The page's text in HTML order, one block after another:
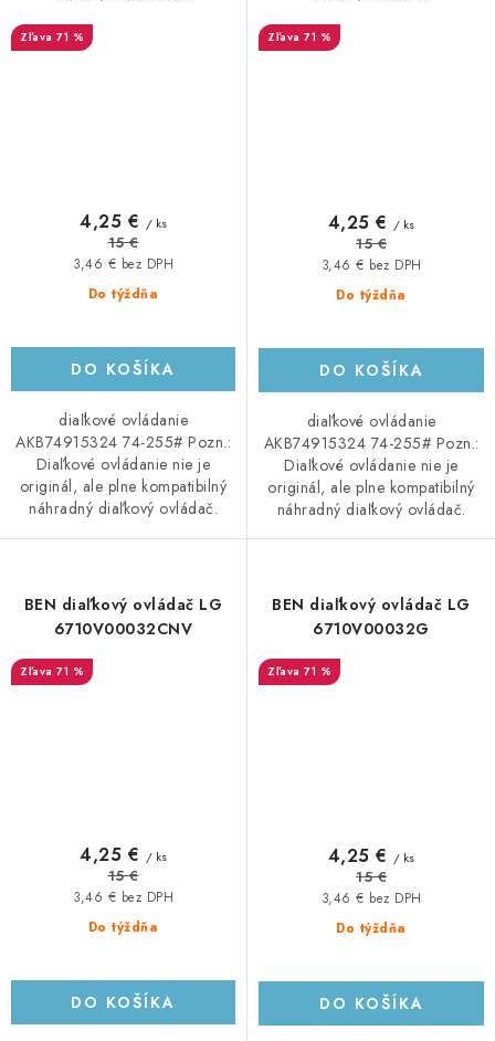
71 %
Do týždňa
3,46 € bez DPH
4,25 € / ks
15 €
DO KOŠÍKA
diaľkové ovládanie
AKB74915324 74-255# Pozn.:
Diaľkové ovládanie nie je
originál, ale plne kompatibilný
náhradný diaľkový ovládač.
71 %
Do týždňa
3,46 € bez DPH
4,25 € / ks
15 €
DO KOŠÍKA
diaľkové ovládanie
AKB74915324 74-255# Pozn.:
Diaľkové ovládanie nie je
originál, ale plne kompatibilný
náhradný diaľkový ovládač.
BEN diaľkový ovládač LG
6710V00032CNV
71 %
Do týždňa
3,46 € bez DPH
4,25 € / ks
15 €
DO KOŠÍKA
BEN diaľkový ovládač LG
6710V00032G
71 %
Do týždňa
3,46 € bez DPH
4,25 € / ks
15 €
DO KOŠÍKA